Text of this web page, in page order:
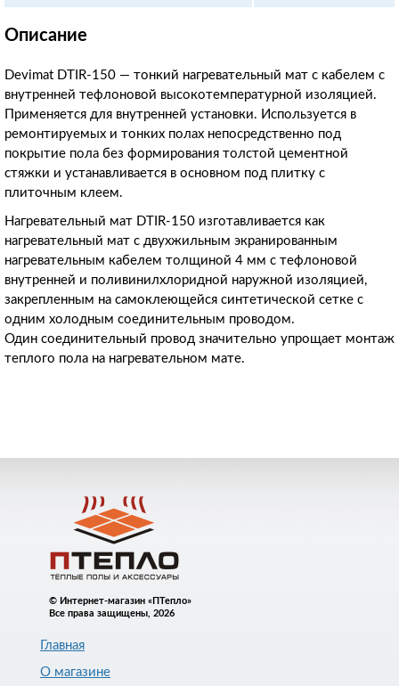
Описание
Devimat DTIR-150 — тонкий нагревательный мат с кабелем с
внутренней тефлоновой высокотемпературной изоляцией.
Применяется для внутренней установки. Используется в
ремонтируемых и тонких полах непосредственно под
покрытие пола без формирования толстой цементной
стяжки и устанавливается в основном под плитку с
плиточным клеем.
Нагревательный мат DTIR-150 изготавливается как
нагревательный мат с двухжильным экранированным
нагревательным кабелем толщиной 4 мм с тефлоновой
внутренней и поливинилхлоридной наружной изоляцией,
закрепленным на самоклеющейся синтетической сетке с
одним холодным соединительным проводом.
Один соединительный провод значительно упрощает монтаж
теплого пола на нагревательном мате.
© Интернет-магазин «ПТепло»
Все права защищены, 2026
Главная
О магазине